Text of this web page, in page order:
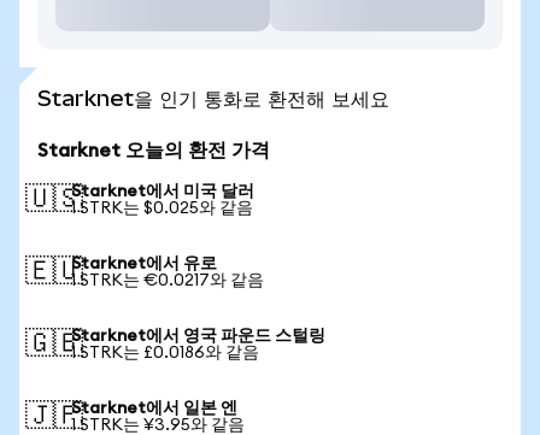
Starknet을 인기 통화로 환전해 보세요
Starknet 오늘의 환전 가격
🇺🇸Starknet에서 미국 달러
1 STRK는 $0.025와 같음
🇪🇺Starknet에서 유로
1 STRK는 €0.0217와 같음
🇬🇧Starknet에서 영국 파운드 스털링
1 STRK는 £0.0186와 같음
🇯🇵Starknet에서 일본 엔
1 STRK는 ¥3.95와 같음